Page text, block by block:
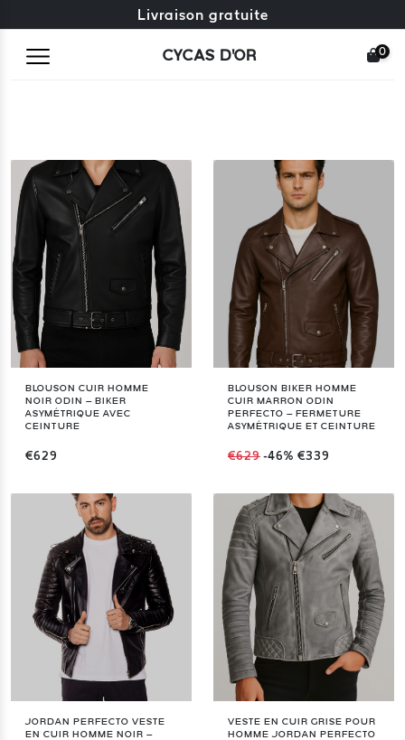
Échange gratuit + retours gratuits
Livraison gratuite
CYCAS D'OR 0
BLOUSON CUIR HOMME
NOIR ODIN – BIKER
ASYMÉTRIQUE AVEC
CEINTURE
€629
BLOUSON BIKER HOMME
CUIR MARRON ODIN
PERFECTO – FERMETURE
ASYMÉTRIQUE ET CEINTURE
€629 -46% €339
JORDAN PERFECTO VESTE
EN CUIR HOMME NOIR –
VESTE EN CUIR GRISE POUR
HOMME JORDAN PERFECTO